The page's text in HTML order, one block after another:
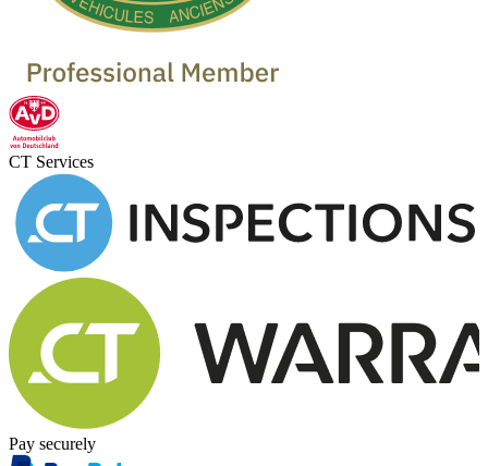
CT Services
Pay securely